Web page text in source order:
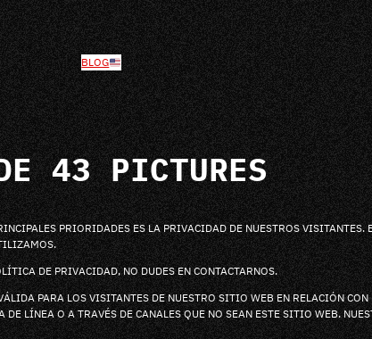
BLOG
43 PICTURES
PRIORIDADES ES LA PRIVACIDAD DE NUESTROS
DE PRIVACIDAD, NO DUDES EN CONTACTARNOS.
PARA LOS VISITANTES DE NUESTRO SITIO WEB EN RELACIÓN
LÍNEA O A TRAVÉS DE CANALES QUE NO SEAN ESTE SITIO WEB.